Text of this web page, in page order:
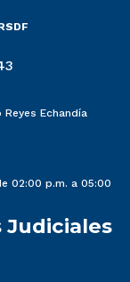
Echandía
02:00 p.m. a 05:00
Judiciales